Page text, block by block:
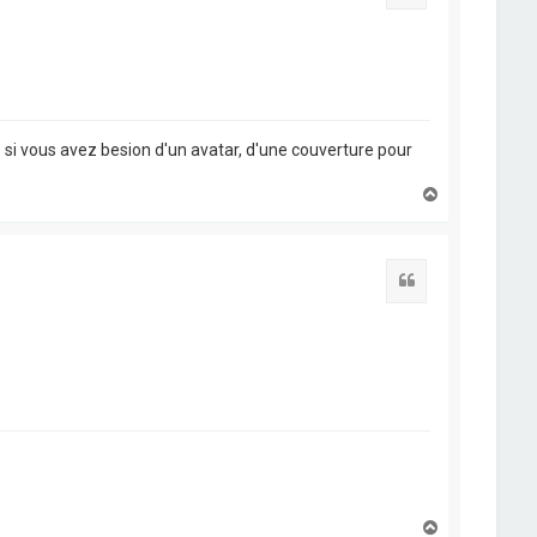
vous avez besion d'un avatar, d'une couverture pour